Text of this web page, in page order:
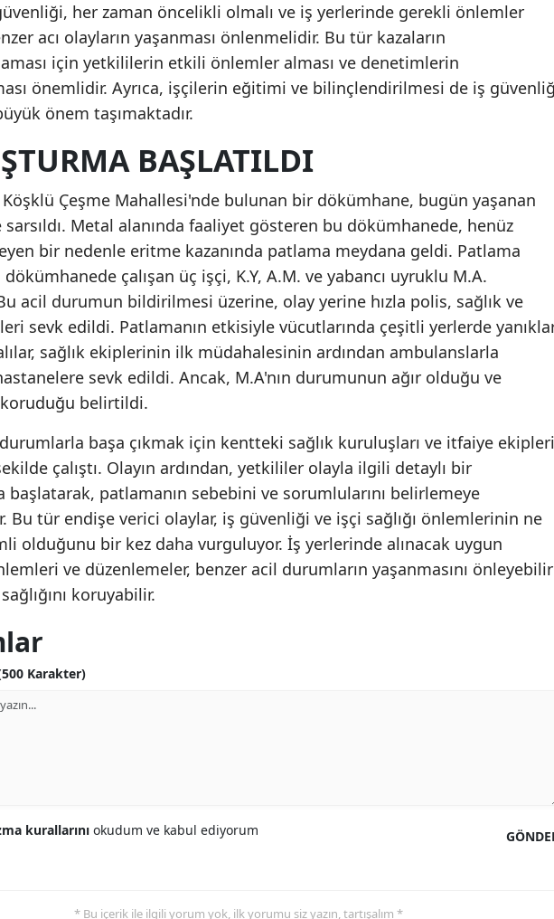
Hakkari
Hatay
Isparta
İzmir
Kars
Kastamonu
Kayseri
Kırklareli
Konya
Kütahya
Malatya
Manisa
Sakarya
her zaman öncelikli olmalı ve iş yerlerinde gerekli önlemler
acı olayların yaşanması önlenmelidir. Bu tür kazaların
için yetkililerin etkili önlemler alması ve denetimlerin
önemlidir. Ayrıca, işçilerin eğitimi ve bilinçlendirilmesi de iş
önem taşımaktadır.
BAŞLATILDI
Çeşme Mahallesi'nde bulunan bir dökümhane, bugün yaşanan
Metal alanında faaliyet gösteren bu dökümhanede, henüz
bir nedenle eritme kazanında patlama meydana geldi. Patlama
çalışan üç işçi, K.Y, A.M. ve yabancı uyruklu M.A.
acil durumun bildirilmesi üzerine, olay yerine hızla polis, sağlık ve
sevk edildi. Patlamanın etkisiyle vücutlarında çeşitli yerlerde
sağlık ekiplerinin ilk müdahalesinin ardından ambulanslarla
sevk edildi. Ancak, M.A'nın durumunun ağır olduğu ve
belirtildi.
başa çıkmak için kentteki sağlık kuruluşları ve itfaiye ekipleri
çalıştı. Olayın ardından, yetkililer olayla ilgili detaylı bir
başlatarak, patlamanın sebebini ve sorumlularını belirlemeye
Bu tür endişe verici olaylar, iş güvenliği ve işçi sağlığı önlemlerinin ne
olduğunu bir kez daha vurguluyor. İş yerlerinde alınacak uygun
ve düzenlemeler, benzer acil durumların yaşanmasını önleyebilir
koruyabilir.
Karakter)
kurallarını okudum ve kabul ediyorum
* Bu içerik ile ilgili yorum yok, ilk yorumu siz yazın, tartışalım *